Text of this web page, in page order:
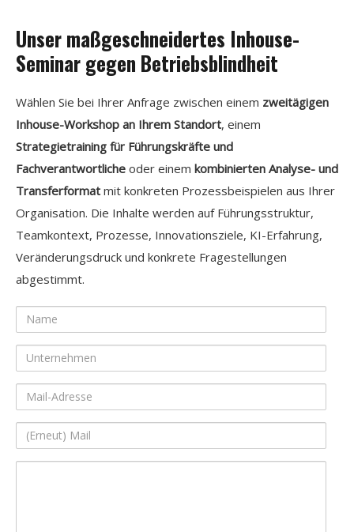
Unser maßgeschneidertes Inhouse-
Seminar gegen Betriebsblindheit
Wählen Sie bei Ihrer Anfrage zwischen einem zweitägigen
Inhouse-Workshop an Ihrem Standort, einem
Strategietraining für Führungskräfte und
Fachverantwortliche oder einem kombinierten Analyse- und
Transferformat mit konkreten Prozessbeispielen aus Ihrer
Organisation. Die Inhalte werden auf Führungsstruktur,
Teamkontext, Prozesse, Innovationsziele, KI-Erfahrung,
Veränderungsdruck und konkrete Fragestellungen
abgestimmt.
Name
Unternehmen
Mail-
Adresse
(Erneut)
Mail